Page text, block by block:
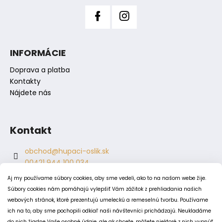
Aj my používame súbory cookies, aby sme vedeli, ako to na našom webe žije.
Súbory cookies nám pomáhajú vylepšiť Vám zážitok z prehliadania našich
webových stránok, ktoré prezentujú umeleckú a remeselnú tvorbu. Používame
ich na to, aby sme pochopili odkiaľ naši návštevníci prichádzajú. Neukladáme
INFORMÁCIE
Doprava a platba
Kontakty
Nájdete nás
Kontakt
obchod@hupaci-oslik.sk
00421 944 100 034
00421 944 904 704
hupaci.oslik
dagmar.juricova